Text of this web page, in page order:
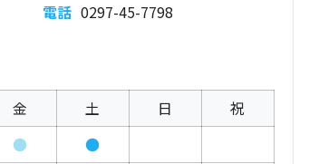
電話 0297-45-7798
金 土 日 祝
● ●